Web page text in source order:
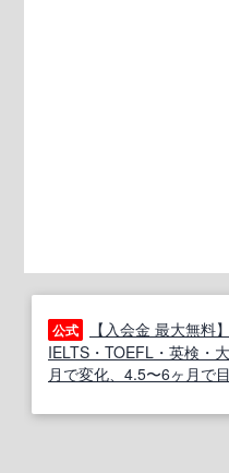
公式
【入会金 最大無料
IELTS・TOEFL・英検・
月で変化、4.5〜6ヶ月で目